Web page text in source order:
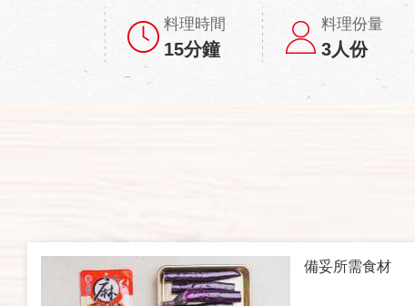
料理時間
15分鐘
料理份量
3人份
備妥所需食材